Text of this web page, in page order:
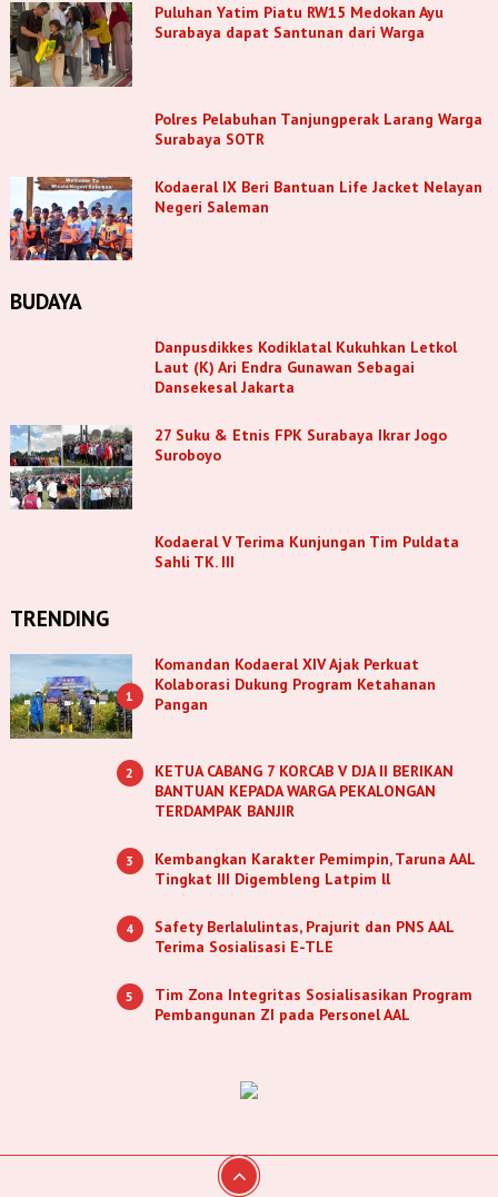
Puluhan Yatim Piatu RW15 Medokan Ayu
Surabaya dapat Santunan dari Warga
Polres Pelabuhan Tanjungperak Larang Warga
Surabaya SOTR
Kodaeral IX Beri Bantuan Life Jacket Nelayan
Negeri Saleman
BUDAYA
Danpusdikkes Kodiklatal Kukuhkan Letkol
Laut (K) Ari Endra Gunawan Sebagai
Dansekesal Jakarta
27 Suku & Etnis FPK Surabaya Ikrar Jogo
Suroboyo
Kodaeral V Terima Kunjungan Tim Puldata
Sahli TK. III
TRENDING
1
Komandan Kodaeral XIV Ajak Perkuat
Kolaborasi Dukung Program Ketahanan
Pangan
2
KETUA CABANG 7 KORCAB V DJA II BERIKAN
BANTUAN KEPADA WARGA PEKALONGAN
TERDAMPAK BANJIR
3
Kembangkan Karakter Pemimpin, Taruna AAL
Tingkat III Digembleng Latpim ll
4
Safety Berlalulintas, Prajurit dan PNS AAL
Terima Sosialisasi E-TLE
5
Tim Zona Integritas Sosialisasikan Program
Pembangunan ZI pada Personel AAL